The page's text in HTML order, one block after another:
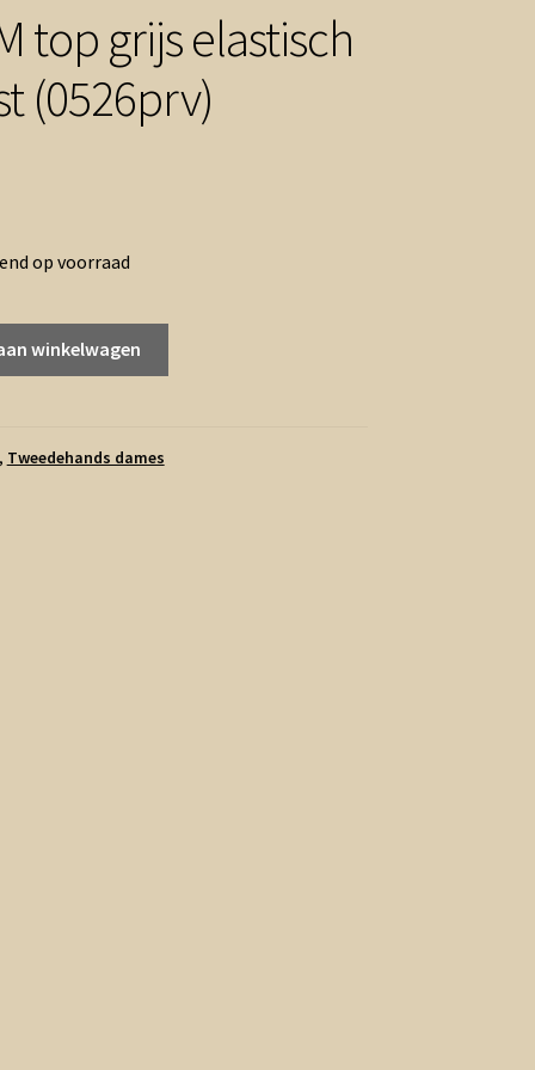
top grijs elastisch
(0526prv)
op voorraad
winkelwagen
Tweedehands dames